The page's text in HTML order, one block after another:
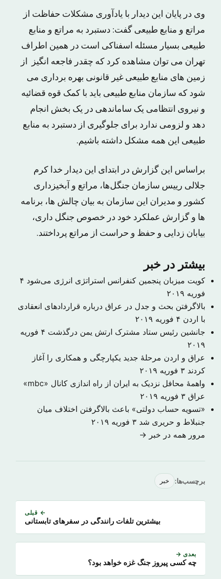
وی در پایان این دیدار با یادآوری مشکلات حفاظت از
مراتع و منابع طبیعی گفت: دستبرد به مراتع و منابع
طبیعی بسیار مسئله اسفناکی است در همین اطراف
تهران می توان مشاهده کرد که چقدر فاجعه انگیز از
زمین های منابع طبیعی غیر قانونی بهره برداری می
شود که سازمان منابع طبیعی باید با کمک قوه قضائیه
و نیروی انتظامی یک ساماندهی در یک بخش انجام
دهد و لزومی ندارد برای جلوگیری از دستبرد به منابع
طبیعی این همه مشکل داشته باشیم.
براساس این گزارش در ابتدای این دیدار خدا کرم
جلالی رییس سازمان جنگل‌ها، مراتع و آبخیزداری
کشور و مدیران این سازمان به بیان چالش ها، برنامه
ها و گزارش عملکرد خود در خصوص جنگل داری،
بیابان زدایی و حفظ و حراست از مراتع پرداختند.
بیشتر در خبر
کویت میزبان پنجمین کنفرانس استراتژی انرژی می‌شود ۴
فوریه ۲۰۱۹
بالاگرفتن بحث و جدل در عراق درباره قراردادهای انعقادی
با اردن ۴ فوریه ۲۰۱۹
جانشین رئیس ستاد مشترک ارتش یمن درگذشت
۴ فوریه
۲۰۱۹
عراق و اردن مرحلهٔ جدید یکپارچگی و همکاری را آغاز
کردند ۳ فوریه ۲۰۱۹
واهمهٔ محافل نزدیک به ایران از راه اندازی کانال «mbc»
عراق ۳ فوریه ۲۰۱۹
«تسویه حساب دولتی» باعث بالاگرفتن اختلاف میان
جنبلاط و حریری شد ۳ فوریه ۲۰۱۹
مرور همه در خبر →
برچسب‌ها: خبر
← قبلی
بیشترین تلفات رانندگی در سفرهای تابستانی
بعدی →
چه کسی پیروز جنگ غزه خواهد بود؟